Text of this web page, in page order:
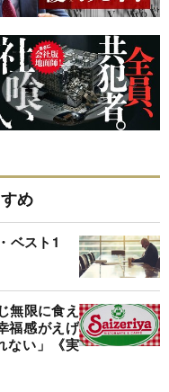
め
ベスト1
無限に食え
福感がえげ
ない」《実